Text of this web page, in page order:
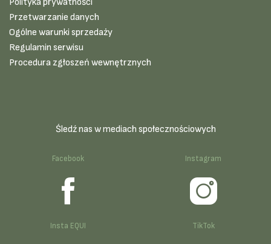
Przetwarzanie danych
Ogólne warunki sprzedaży
Regulamin serwisu
Procedura zgłoszeń wewnętrznych
Śledź nas w mediach społecznościowych
Facebook Instagram
Insta EQUI TikTok